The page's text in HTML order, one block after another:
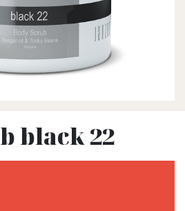
black 22